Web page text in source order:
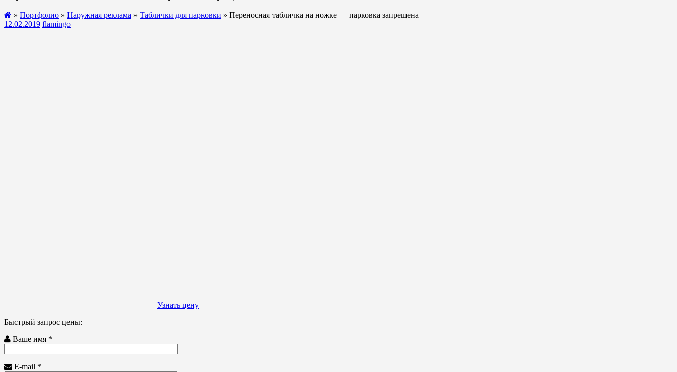
» Портфолио » Наружная реклама » Таблички для парковки » Переносная табличка на ножке — парковка запрещена
12.02.2019 flamingo
Узнать цену
Быстрый запрос цены:
Ваше имя *
E-mail *